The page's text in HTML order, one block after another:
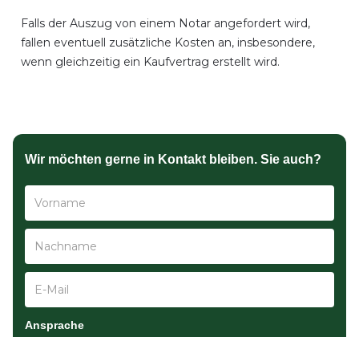
Falls der Auszug von einem Notar angefordert wird,
fallen eventuell zusätzliche Kosten an, insbesondere,
wenn gleichzeitig ein Kaufvertrag erstellt wird.
Wir möchten gerne in Kontakt bleiben. Sie auch?
Ansprache